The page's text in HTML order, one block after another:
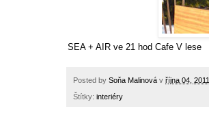
SEA + AIR ve 21 hod Cafe V lese
Posted by Soňa Malinová v října 04, 2011
Štítky: interiéry